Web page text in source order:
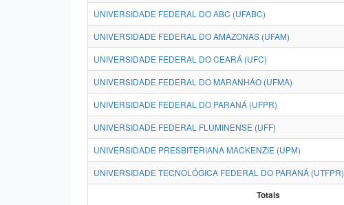
UNIVERSIDADE FEDERAL DO ABC (UFABC)
UNIVERSIDADE FEDERAL DO AMAZONAS (UFAM)
UNIVERSIDADE FEDERAL DO CEARÁ (UFC)
UNIVERSIDADE FEDERAL DO MARANHÃO (UFMA)
UNIVERSIDADE FEDERAL DO PARANÁ (UFPR)
UNIVERSIDADE FEDERAL FLUMINENSE (UFF)
UNIVERSIDADE PRESBITERIANA MACKENZIE (UPM)
UNIVERSIDADE TECNOLÓGICA FEDERAL DO PARANÁ (UTFPR)
Totais